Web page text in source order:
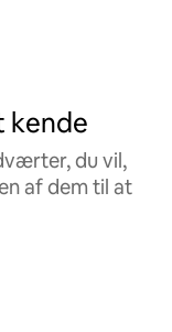
du vil,
af dem til at